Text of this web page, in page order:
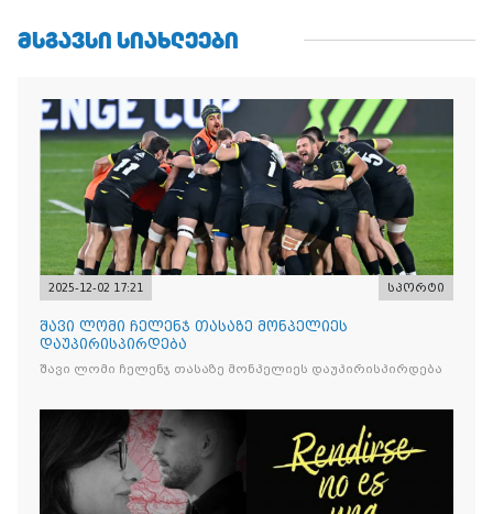
ᲛᲡᲒᲐᲕᲡᲘ ᲡᲘᲐᲮᲚᲔᲔᲑᲘ
2025-12-02 17:21 სპორტი
შავი ლომი ჩელენჯ თასაზე მონპელიეს
დაუპირისპირდება
შავი ლომი ჩელენჯ თასაზე მონპელიეს დაუპირისპირდება